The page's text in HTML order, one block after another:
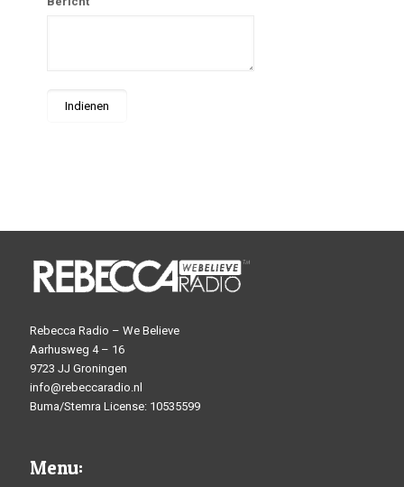
Rebecca Radio – We Believe
Aarhusweg 4 – 16
9723 JJ Groningen
info@rebeccaradio.nl
Buma/Stemra License: 10535599
Menu: